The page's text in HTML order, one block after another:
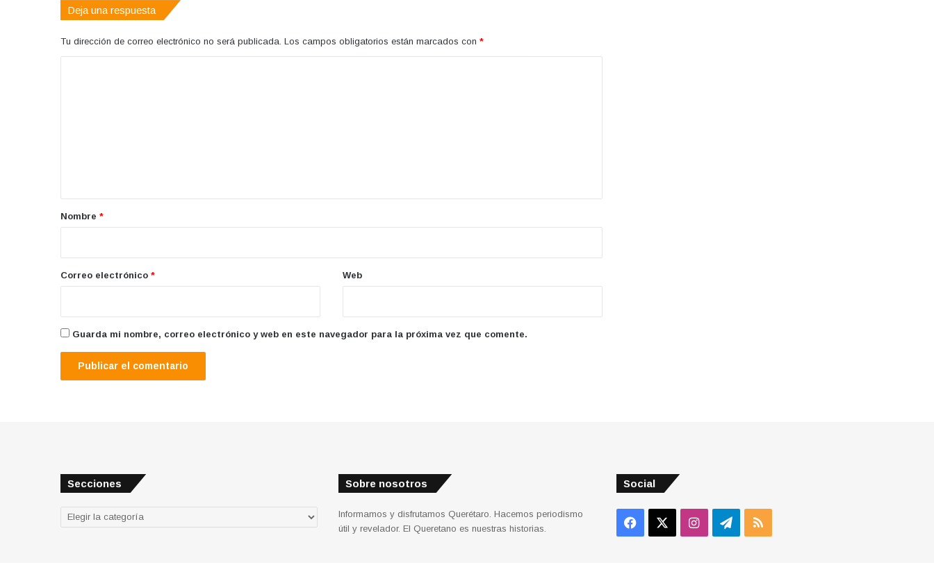
Deja una respuesta
Tu dirección de correo electrónico no será publicada. Los campos obligatorios están marcados con *
r
*
Nombre *
Correo electrónico * Web
Guarda mi nombre, correo electrónico y web en este navegador para la próxima vez que comente.
Secciones
Secciones
Sobre nosotros
Informamos y disfrutamos Querétaro. Hacemos periodismo
útil y revelador. El Queretano es nuestras historias.
Social
Facebook InstagramTelegram
RSS